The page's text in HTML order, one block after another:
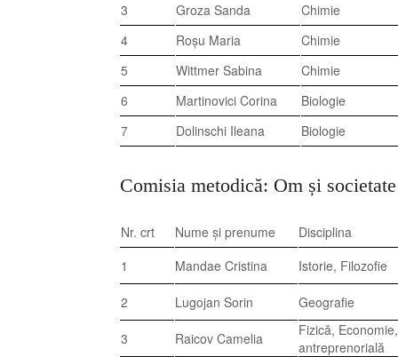
3
Groza Sanda
Chimie
4
Roșu Maria
Chimie
5
Wittmer Sabina
Chimie
6
Martinovici Corina
Biologie
7
Dolinschi Ileana Biologie
Comisia metodică: Om și
Nr. crt Nume și prenume
Disciplina
1
Mandae Cristina Istorie, Filozofie
2 Lugojan Sorin Geografie
3 Raicov Camelia
Fizică,
antreprenorială